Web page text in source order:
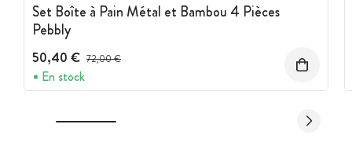
Set Boîte à Pain Métal et Bambou 4 Pièces
Pebbly
50,40 € Prix avant réduction :
72,00 €
En stock